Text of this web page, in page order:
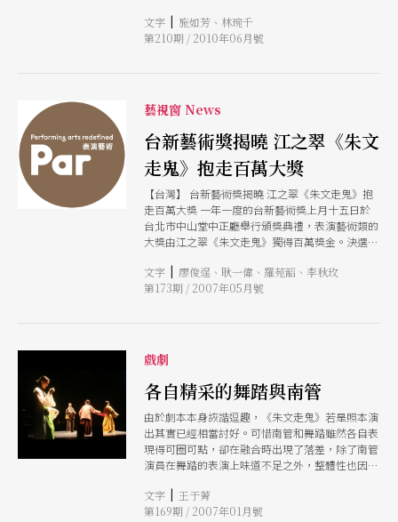
必是因為賽凡提斯《唐吉軻德》所創造的這個騎士
形象，早已跨越文學和國界，相較之下，被唐吉軻
「布萊希特的情婦」之類的聯想，但實際上，這個
作品是達辛妮亞劇團的主導（演）者，藉著豐富的
現代劇場語彙（戲、舞、歌、偶戲、多媒體）跨越
古／今、虛／實，與世界名著中的同名女子對話，
最吸引我的是，達辛妮亞．朗法德以黑色喜劇享譽
聲中抽拔出來，一新耳目。 《朱文走鬼》也以女
性角色為主軸，看得到江之翠沉浸南管藝術十多年
的功力，並從戲和舞美的角度，幽微地揉入了日本
舞踏、能劇，讓徘徊於虛實之間的人鬼之戀吃透戲
曲無中作有的美感，具足戲劇的說服力，非叫人驚
豔不可。 林琬千 政治大學駐校藝術家 本月我要看
羊喚劇場工作室《羊喚．楊喚》 童年的夢，最美
喚．楊喚」/什麼是「非童話」，而居然有一個工
覺，好像有「楊喚是我的！」那樣的氛圍，但同時
還沒有從地球上消失，讀詩的人也還有，寫詩的人
也還在，而童詩（雖然我一直沒有把楊喚的詩視為
童詩）也仍然有欣賞的人，這些事情是如此的令人
欣慰。 記憶回到那一本詩集，小時候常常跟大人
去逛舊書攤，《楊喚詩集》好像是從舊書攤買來
的，經常翻來覆去地讀，記
文字 | 施如芳、林琬千
第210期 / 2010年06月號
藝視窗 News
台新藝術獎揭曉 江之翠《朱文
走鬼》抱走百萬大獎
【台灣】 台新藝術獎揭曉 江之翠《朱文走鬼》抱
走百萬大獎 一年一度的台新藝術獎上月十五日於
台北市中山堂中正廳舉行頒獎典禮，表演藝術類的
大獎由江之翠《朱文走鬼》獨得百萬獎金。決選評
日本「友惠靜嶺與白桃房」合作，很純熟地、極簡
地將傳統的南管音樂、梨園戲文本，與日本能劇、
跨文化合作以及從傳統創新的藝術發展路線的可行
性，值得高度 肯定。本屆表演藝術的決審委員包
括：國立台北藝術大學戲劇學院院長鍾明德、法國
秋季藝術節總監瑪莉．可麗（Marie Collin）、韓
國首爾表演藝術節總監金哲理、香港二十進念體藝
術總監榮念曾、南台科技大學講師楊美英等五人。
（廖俊逞） 首屆應用音樂博覽會「南方樂浪」 南
藝大登場 國立台南藝術大學應用音樂系將於五月
會「南方樂浪」。現場分為南方主題館「樂
Touch」、「樂feel」、「樂move」以及「樂
文字 | 廖俊逞、耿一偉、羅苑韶、李秋玫
第173期 / 2007年05月號
戲劇
各自精采的舞踏與南管
由於劇本本身詼諧逗趣，《朱文走鬼》若是照本演
出其實已經相當討好。可惜南管和舞踏雖然各自表
現得可圈可點，卻在融合時出現了落差，除了南管
演員在舞踏的表演上味道不足之外，整體性也因為
文字 | 王于菁
第169期 / 2007年01月號